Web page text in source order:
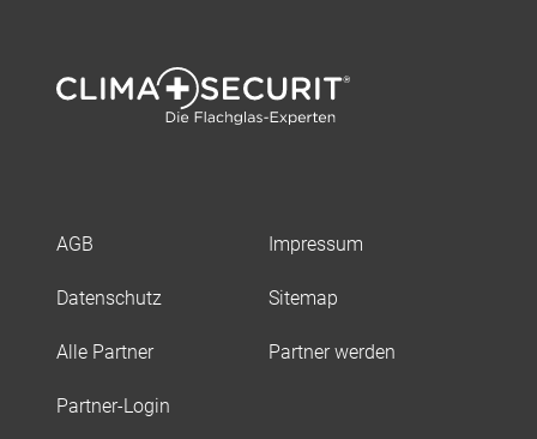
AGB Impressum
Datenschutz Sitemap
Alle Partner Partner werden
Partner-Login